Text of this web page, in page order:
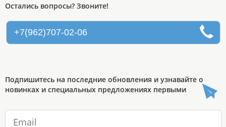
Остались вопросы? Звоните!
+7(962)707-02-06
Подпишитесь на последние обновления и узнавайте о
новинках и специальных предложениях первыми